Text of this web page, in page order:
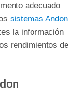
adecuado
sistemas Andon
la información
rendimientos de